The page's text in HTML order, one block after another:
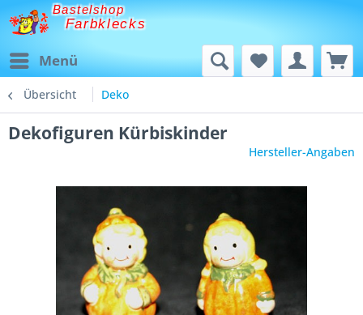
Bastelshop
Farbklecks
Menü
Übersicht Deko
Dekofiguren Kürbiskinder
Hersteller-Angaben